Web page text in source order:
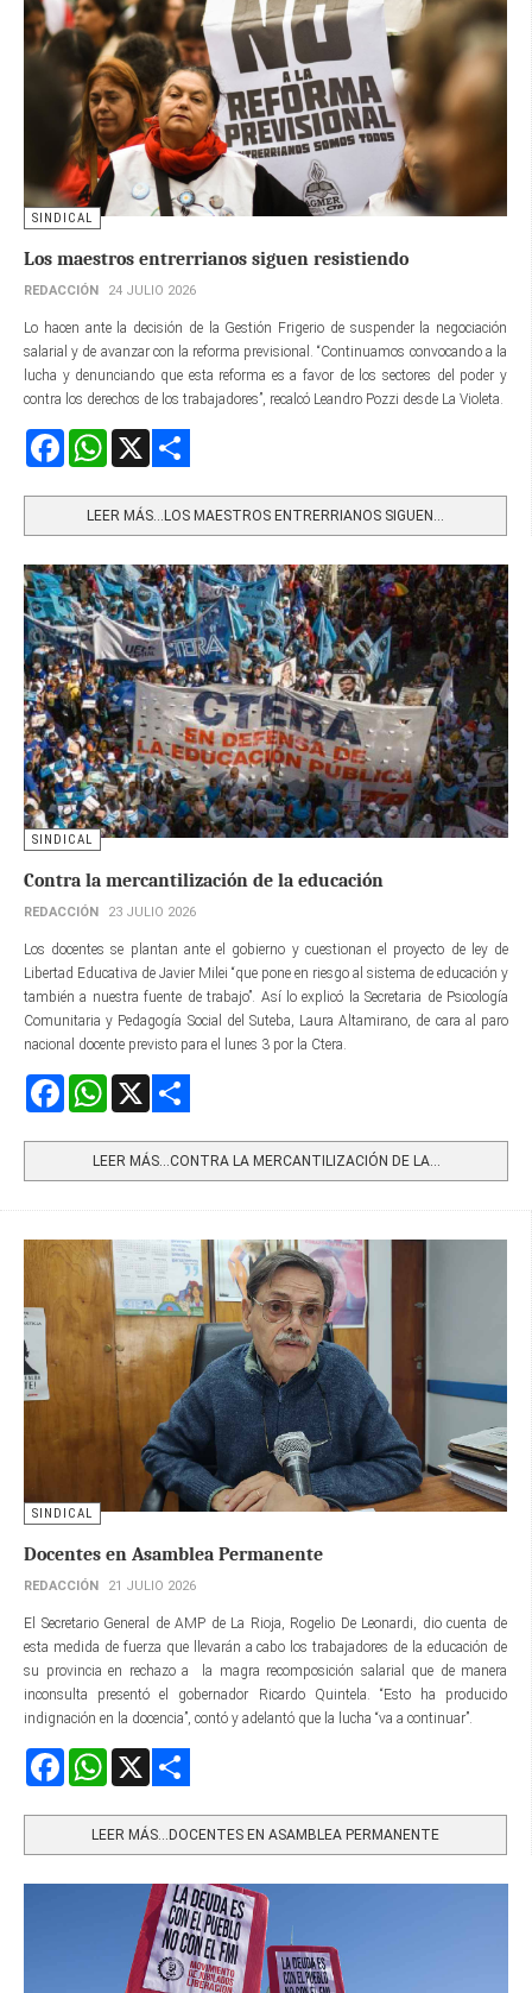
SINDICAL
Los maestros entrerrianos siguen resistiendo
REDACCIÓN 24 JULIO 2026
Lo hacen ante la decisión de la Gestión Frigerio de suspender la negociación
salarial y de avanzar con la reforma previsional. “Continuamos convocando a la
lucha y denunciando que esta reforma es a favor de los sectores del poder y
contra los derechos de los trabajadores”, recalcó Leandro Pozzi desde La Violeta.
FacebookWhatsApp
LEER MÁS…LOS MAESTROS ENTRERRIANOS SIGUEN...
SINDICAL
Contra la mercantilización de la educación
REDACCIÓN 23 JULIO 2026
Los docentes se plantan ante el gobierno y cuestionan el proyecto de ley de
Libertad Educativa de Javier Milei “que pone en riesgo al sistema de educación y
también a nuestra fuente de trabajo”. Así lo explicó la Secretaria de Psicología
Comunitaria y Pedagogía Social del Suteba, Laura Altamirano, de cara al paro
nacional docente previsto para el lunes 3 por la Ctera.
FacebookWhatsApp
LEER MÁS…CONTRA LA MERCANTILIZACIÓN DE LA...
SINDICAL
Docentes en Asamblea Permanente
REDACCIÓN 21 JULIO 2026
El Secretario General de AMP de La Rioja, Rogelio De Leonardi, dio cuenta de
esta medida de fuerza que llevarán a cabo los trabajadores de la educación de
su provincia en rechazo a la magra recomposición salarial que de manera
inconsulta presentó el gobernador Ricardo Quintela. “Esto ha producido
indignación en la docencia”, contó y adelantó que la lucha “va a continuar”.
FacebookWhatsApp
LEER MÁS…DOCENTES EN ASAMBLEA PERMANENTE